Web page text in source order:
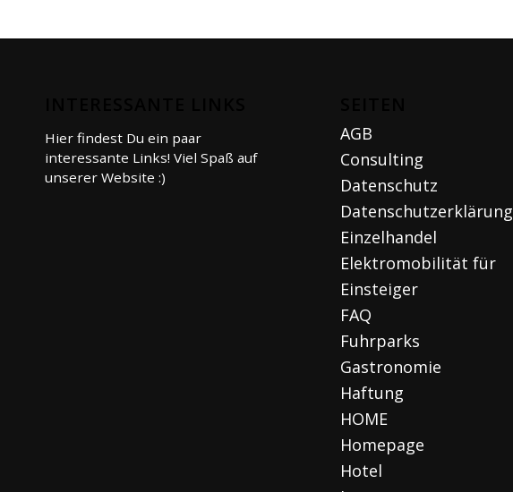
Hier findest Du ein paar
interessante Links! Viel Spaß auf
unserer Website :)
AGB
Consulting
Datenschutz
Datenschutzerklärung
Einzelhandel
Elektromobilität für
Einsteiger
FAQ
Fuhrparks
Gastronomie
Haftung
HOME
Homepage
Hotel